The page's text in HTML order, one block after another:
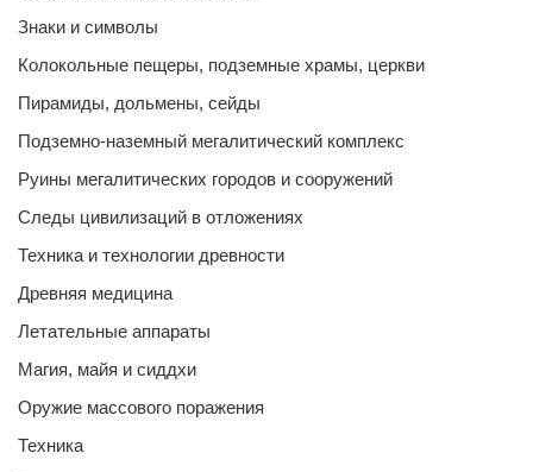
Знаки и символы
Колокольные пещеры, подземные храмы, церкви
Пирамиды, дольмены, сейды
Подземно-наземный мегалитический комплекс
Руины мегалитических городов и сооружений
Следы цивилизаций в отложениях
Техника и технологии древности
Древняя медицина
Летательные аппараты
Магия, майя и сиддхи
Оружие массового поражения
Техника